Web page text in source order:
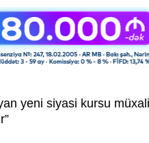
yeni siyasi kursu